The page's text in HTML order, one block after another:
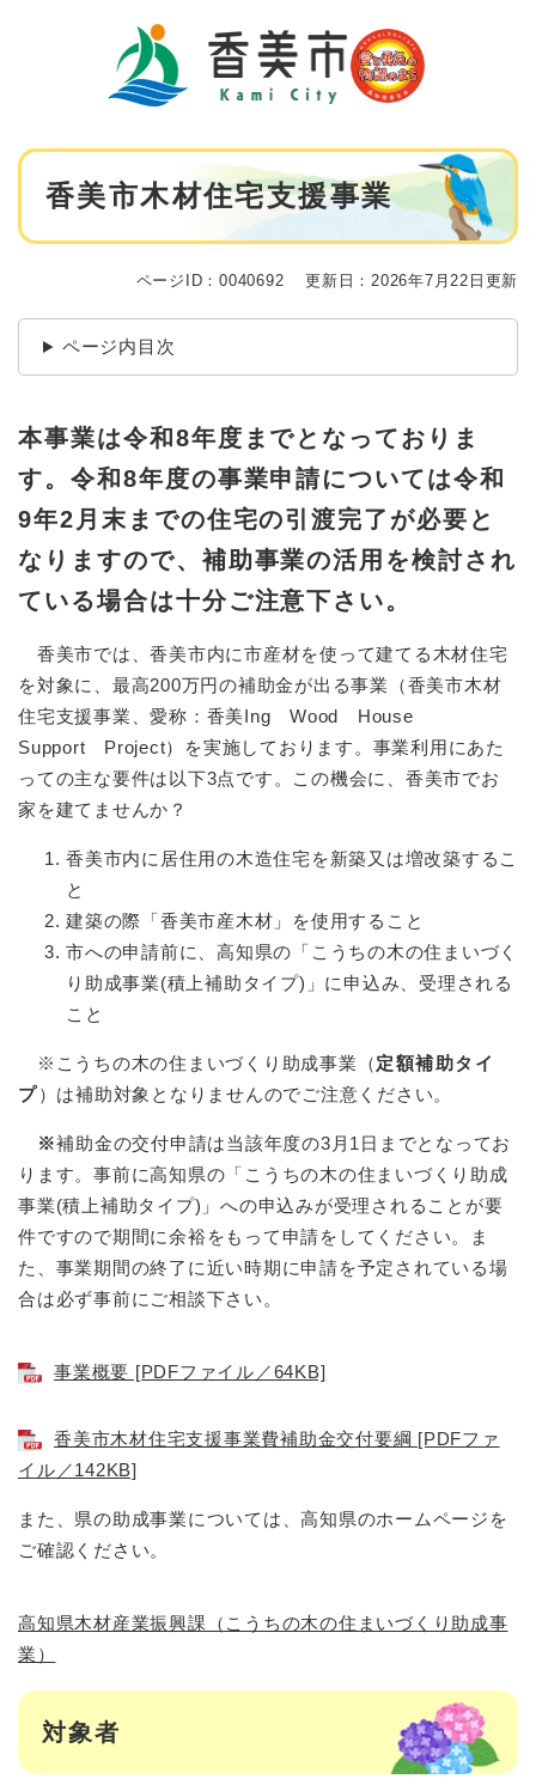
本
香美市木材住宅支援事業
ページID：0040692 更新日：2026年7月22日更新
ページ内目次
本事業は令和8年度までとなっておりま
す。令和8年度の事業申請については令和
9年2月末までの住宅の引渡完了が必要と
なりますので、補助事業の活用を検討され
ている場合は十分ご注意下さい。
香美市では、香美市内に市産材を使って建てる木材住宅
を対象に、最高200万円の補助金が出る事業（香美市木材
住宅支援事業、愛称：香美Ing Wood House
Support Project）を実施しております。事業利用にあた
っての主な要件は以下3点です。この機会に、香美市でお
家を建てませんか？
香美市内に居住用の木造住宅を新築又は増改築するこ
と
建築の際「香美市産木材」を使用すること
市への申請前に、高知県の「こうちの木の住まいづく
り助成事業(積上補助タイプ)」に申込み、受理される
こと
※こうちの木の住まいづくり助成事業（定額補助タイ
プ）は補助対象となりませんのでご注意ください。
※​補助金の交付申請は当該年度の3月1日までとなってお
ります。事前に高知県の「こうちの木の住まいづくり助成
事業(積上補助タイプ)」への申込みが受理されることが要
件ですので期間に余裕をもって申請をしてください。ま
た、事業期間の終了に近い時期に申請を予定されている場
合は必ず事前にご相談下さい。
事業概要 [PDFファイル／64KB]
香美市木材住宅支援事業費補助金交付要綱 [PDFファ
イル／142KB]
また、県の助成事業については、高知県のホームページを
ご確認ください。
高知県木材産業振興課（こうちの木の住まいづくり助成事
業）
対象者